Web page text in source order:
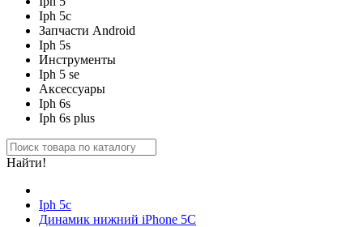
Iph 5c
Запчасти Android
Iph 5s
Инструменты
Iph 5 se
Аксессуары
Iph 6s
Iph 6s plus
Найти!
Iph 5c
Динамик нижний iPhone 5C